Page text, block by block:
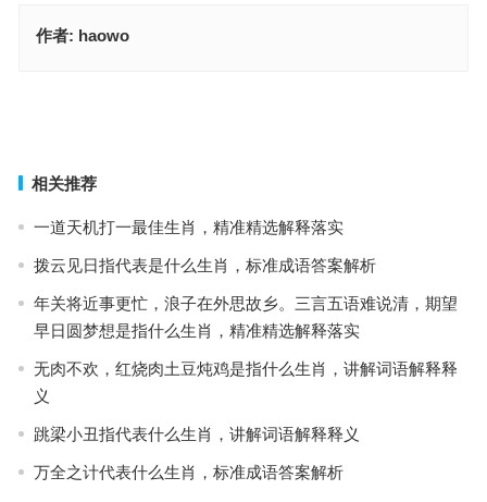
作者: haowo
相关推荐
一道天机打一最佳生肖，精准精选解释落实
拨云见日指代表是什么生肖，标准成语答案解析
年关将近事更忙，浪子在外思故乡。三言五语难说清，期望
早日圆梦想是指什么生肖，精准精选解释落实
无肉不欢，红烧肉土豆炖鸡是指什么生肖，讲解词语解释释
义
跳梁小丑指代表什么生肖，讲解词语解释释义
万全之计代表什么生肖，标准成语答案解析